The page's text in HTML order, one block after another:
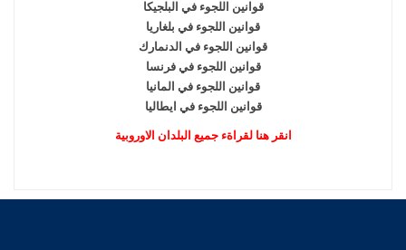
قوانين اللجوء في البلجيكا
قوانين اللجوء في بلغاريا
قوانين اللجوء في الدنمارك
قوانين اللجوء في فرنسا
قوانين اللجوء في المانيا
قوانين اللجوء في ايطاليا
انقر هنا لقراةء جميع البلدان الاوروبية